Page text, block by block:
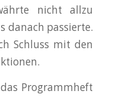
nicht allzu
danach passierte.
Schluss mit den
Programmheft